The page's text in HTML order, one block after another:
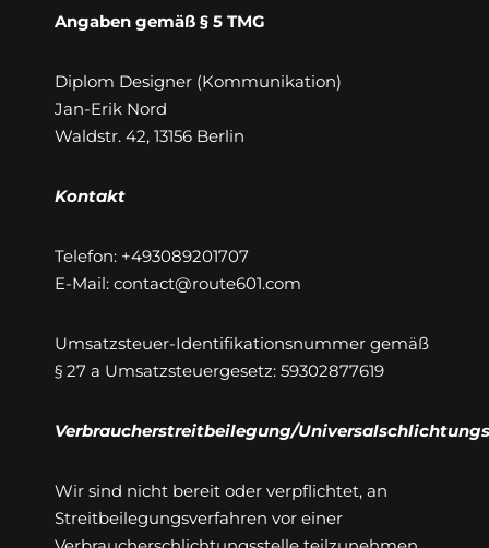
Angaben gemäß § 5 TMG
Diplom Designer (Kommunikation)
Jan-Erik Nord
Waldstr. 42, 13156 Berlin
Kontakt
Telefon: +493089201707
E-Mail: contact@route601.com
Umsatzsteuer-Identifikationsnummer gemäß
§ 27 a Umsatzsteuergesetz: 59302877619
Verbraucherstreitbeilegung/
Wir sind nicht bereit oder verpflichtet, an
Streitbeilegungsverfahren vor einer